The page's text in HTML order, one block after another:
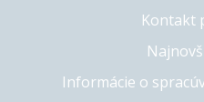
Kontakt
Informácie o